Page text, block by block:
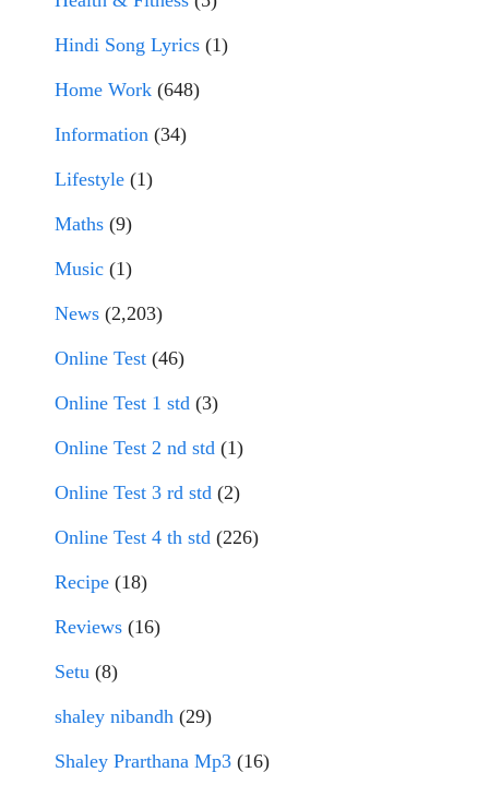
Hindi Song Lyrics (1)
Home Work (648)
Information (34)
Lifestyle (1)
Maths (9)
Music (1)
News (2,203)
Online Test (46)
Online Test 1 std (3)
Online Test 2 nd std (1)
Online Test 3 rd std (2)
Online Test 4 th std (226)
Recipe (18)
Reviews (16)
Setu (8)
shaley nibandh (29)
Shaley Prarthana Mp3 (16)